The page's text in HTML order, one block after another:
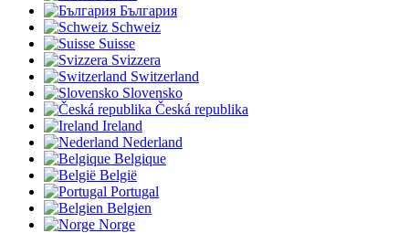
България
Schweiz
Suisse
Svizzera
Switzerland
Slovensko
Česká republika
Ireland
Nederland
Belgique
België
Portugal
Belgien
Norge